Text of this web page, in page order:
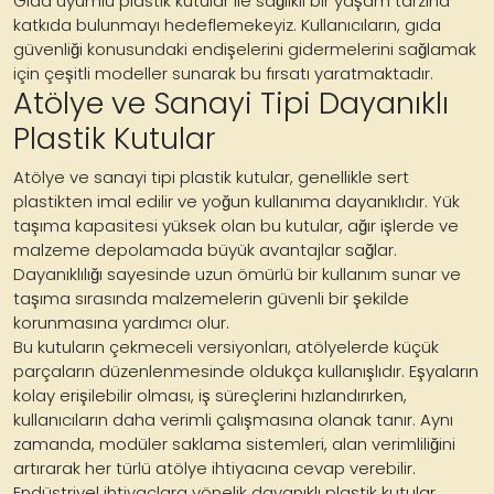
katkıda bulunmayı hedeflemekeyiz. Kullanıcıların, gıda
güvenliği konusundaki endişelerini gidermelerini sağlamak
için çeşitli modeller sunarak bu fırsatı yaratmaktadır.
Atölye ve Sanayi Tipi Dayanıklı
Plastik Kutular
Atölye ve sanayi tipi plastik kutular, genellikle sert
plastikten imal edilir ve yoğun kullanıma dayanıklıdır. Yük
taşıma kapasitesi yüksek olan bu kutular, ağır işlerde ve
malzeme depolamada büyük avantajlar sağlar.
Dayanıklılığı sayesinde uzun ömürlü bir kullanım sunar ve
taşıma sırasında malzemelerin güvenli bir şekilde
korunmasına yardımcı olur.
Bu kutuların çekmeceli versiyonları, atölyelerde küçük
parçaların düzenlenmesinde oldukça kullanışlıdır. Eşyaların
kolay erişilebilir olması, iş süreçlerini hızlandırırken,
kullanıcıların daha verimli çalışmasına olanak tanır. Aynı
zamanda, modüler saklama sistemleri, alan verimliliğini
artırarak her türlü atölye ihtiyacına cevap verebilir.